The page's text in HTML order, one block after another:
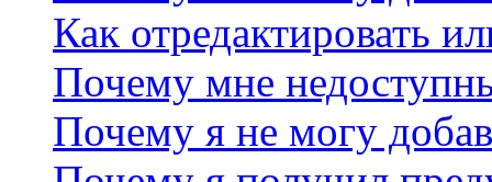
Как отредактировать
Почему мне
Почему я не могу